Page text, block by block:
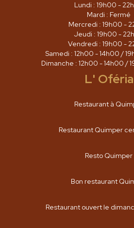
Lundi : 19h00 -
Mardi : Fermé
Mercredi : 19h00 -
Jeudi : 19h00 -
Vendredi : 19h00 -
Samedi : 12h00 - 14h00 /
Dimanche : 12h00 - 14h00 /
L' Oféria
Restaurant à
Restaurant Quimper
Resto Quimper
Bon restaurant
Restaurant ouvert le